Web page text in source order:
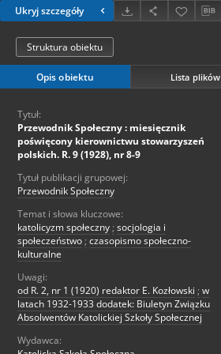
Ukryj szczegóły
Struktura obiektu
Opis obiektu Lista plików
Tytuł:
Przewodnik Społeczny : miesięcznik
poświęcony kierownictwu stowarzyszeń
polskich. R. 9 (1928), nr 8-9
Tytuł publikacji grupowej:
Przewodnik Społeczny
Temat i słowa kluczowe:
katolicyzm społeczny ; socjologia i
społeczeństwo ; czasopismo społeczno-
kulturalne
Uwagi:
od R. 2, nr 1 (1920) redaktor E. Kozłowski ; w
latach 1932-1933 dodatek: Biuletyn Związku
Absolwentów Katolickiej Szkoły Społecznej
Wydawca: